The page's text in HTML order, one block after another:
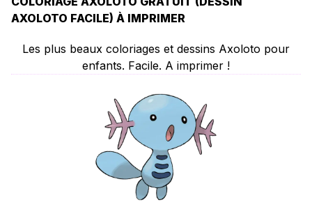
AXOLOTO FACILE) À IMPRIMER
Les plus beaux coloriages et dessins Axoloto pour
enfants. Facile. A imprimer !